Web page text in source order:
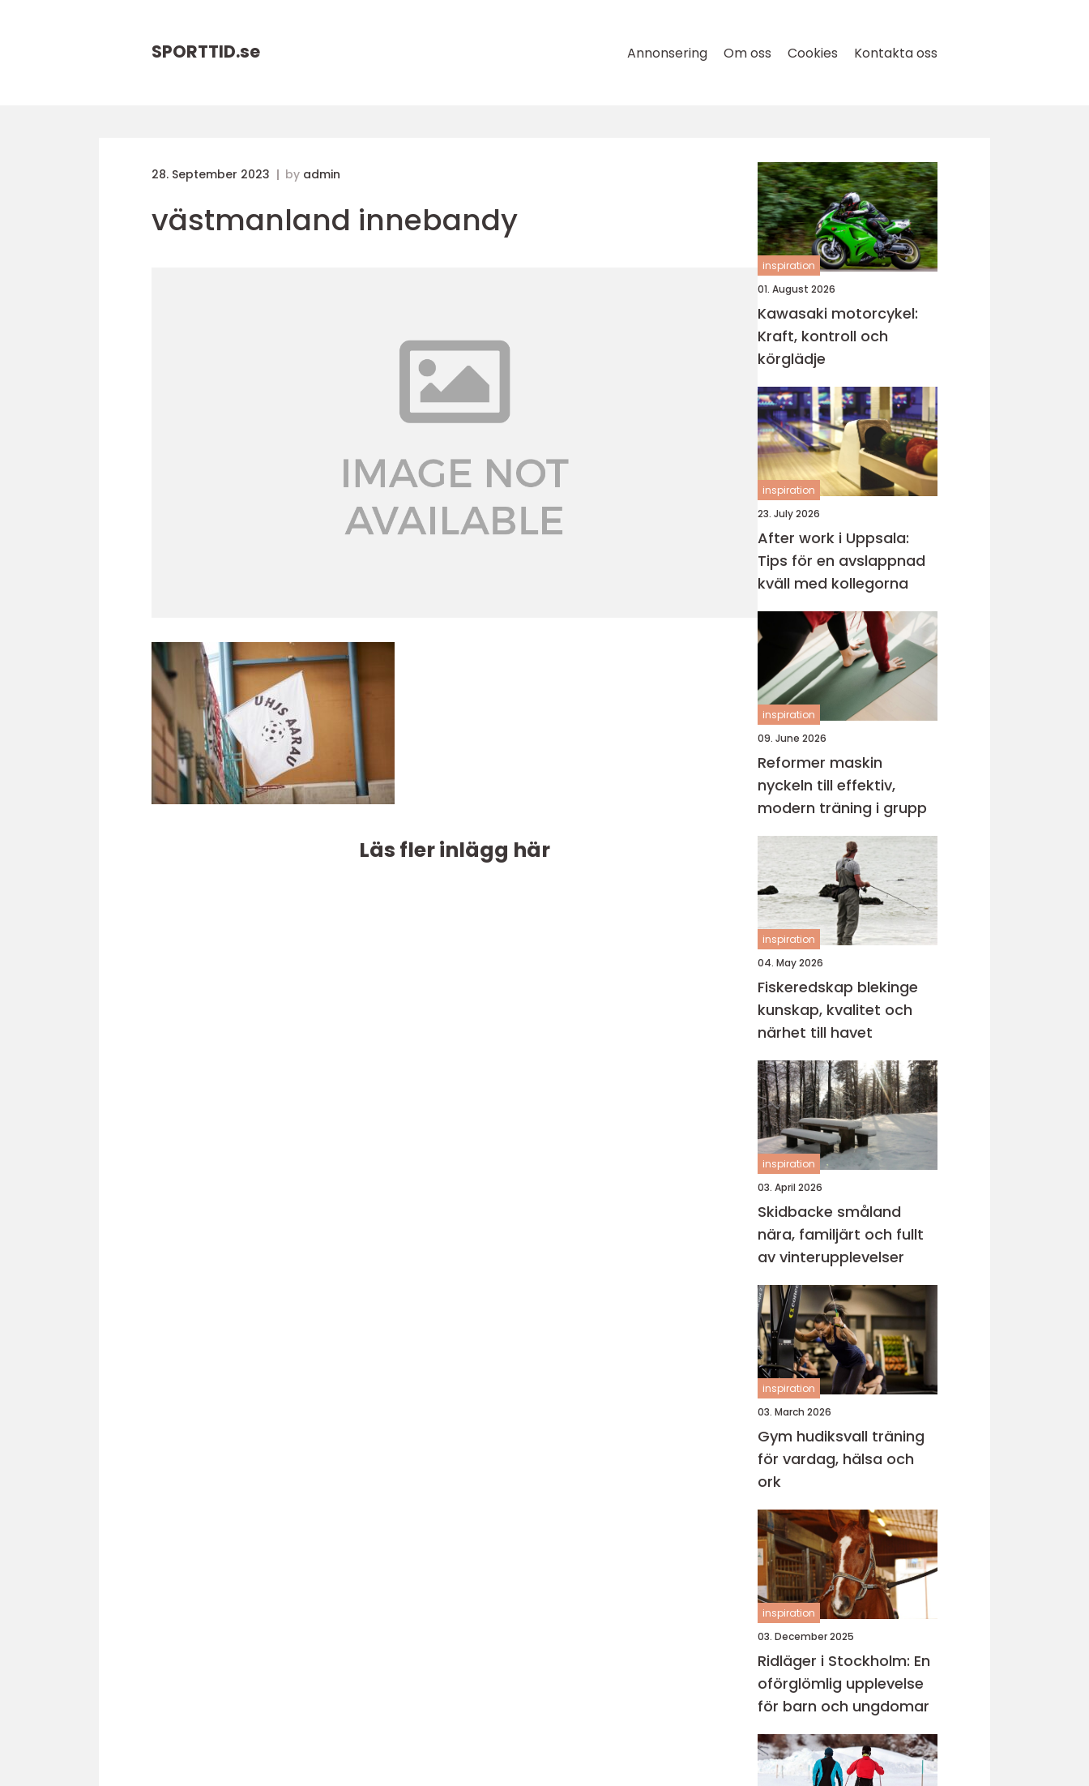
SPORTTID.se Annonsering Om oss Cookies Kontakta oss
28. September 2023 by admin
västmanland innebandy
Läs fler inlägg här
inspiration
01. August 2026
Kawasaki motorcykel:
Kraft, kontroll och
körglädje
inspiration
23. July 2026
After work i Uppsala:
Tips för en avslappnad
kväll med kollegorna
inspiration
09. June 2026
Reformer maskin
nyckeln till effektiv,
modern träning i grupp
inspiration
04. May 2026
Fiskeredskap blekinge
kunskap, kvalitet och
närhet till havet
inspiration
03. April 2026
Skidbacke småland
nära, familjärt och fullt
av vinterupplevelser
inspiration
03. March 2026
Gym hudiksvall träning
för vardag, hälsa och
ork
inspiration
03. December 2025
Ridläger i Stockholm: En
oförglömlig upplevelse
för barn och ungdomar